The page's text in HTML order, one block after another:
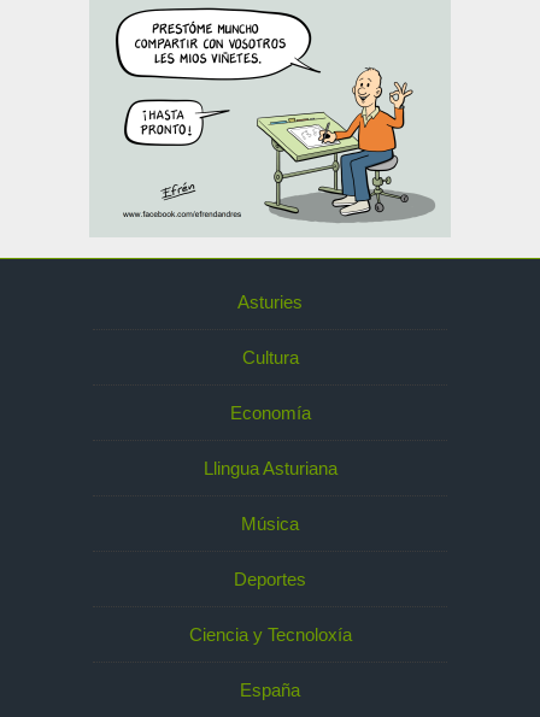
Asturies
Cultura
Economía
Llingua Asturiana
Música
Deportes
Ciencia y Tecnoloxía
España